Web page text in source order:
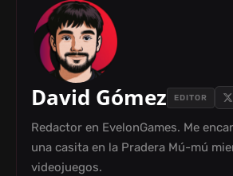
David Gómez EDITOR
Redactor en EvelonGames. Me
una casita en la Pradera Mú-mú
videojuegos.